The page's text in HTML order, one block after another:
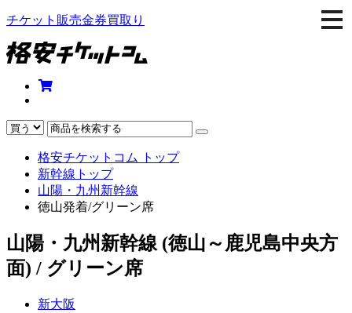
チケット販売金券買取り
格安チケットコム トップ
新幹線トップ
山陽・九州新幹線
徳山発着/グリーン席
山陽・九州新幹線 (徳山～鹿児島中央方
面) / グリーン席
新大阪